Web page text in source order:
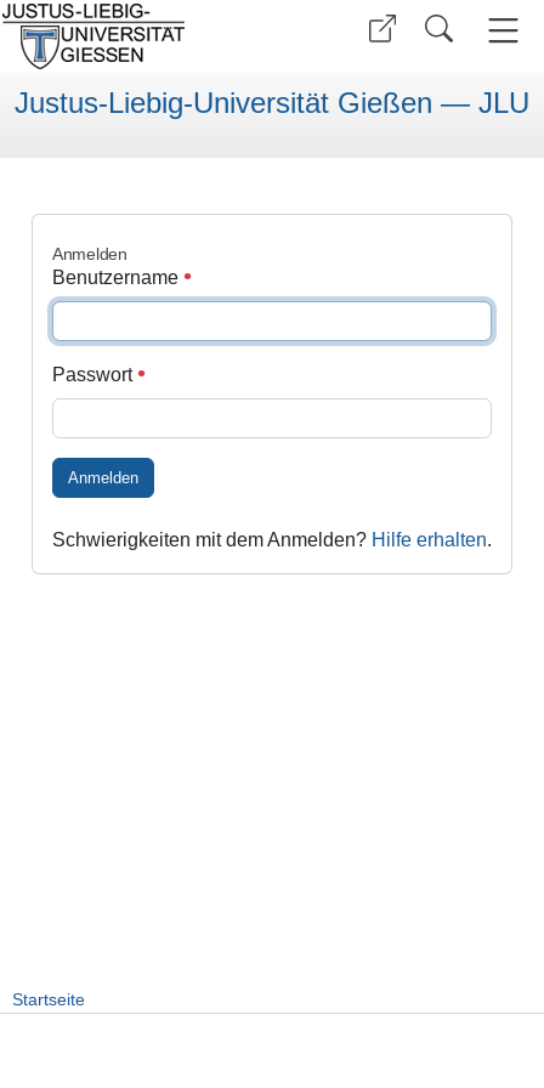
Justus-Liebig-Universität Gießen — JLU
Anmelden
Benutzername
Passwort
Anmelden
Schwierigkeiten mit dem Anmelden? Hilfe erhalten.
Startseite